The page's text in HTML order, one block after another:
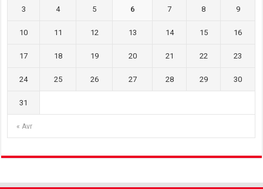
« Avr
3 4 5 6 7 8 9
10 11 12 13 14 15 16
17 18 19 20 21 22 23
24 25 26 27 28 29 30
31